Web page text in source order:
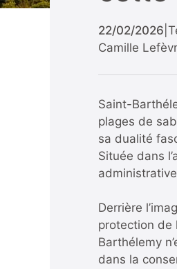
22/02/2026
Camille
Saint-
plages de
sa dualité
Située dans
Derrière
protection de
Barthélemy
dans la